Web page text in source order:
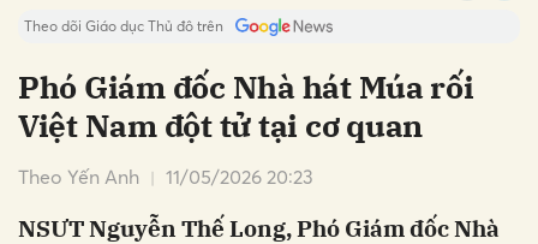
Theo dõi Giáo dục Thủ đô trên
Phó Giám đốc Nhà hát Múa rối
Việt Nam đột tử tại cơ quan
Theo Yến Anh 11/05/2026 20:23
NSƯT Nguyễn Thế Long, Phó Giám đốc Nhà